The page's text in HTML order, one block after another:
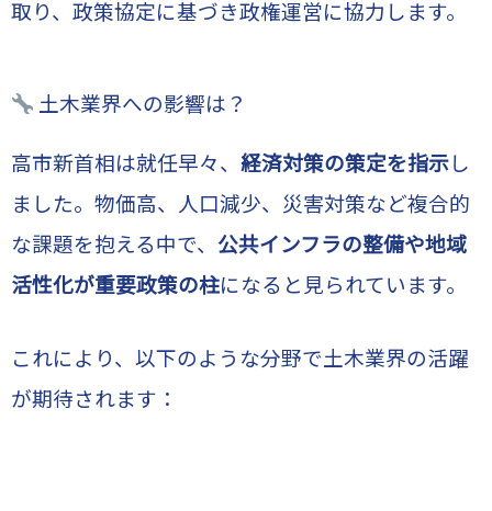
取り、政策協定に基づき政権運営に協力します。
土木業界への影響は？
高市新首相は就任早々、 経済対策の策定を指示し
ました。物価高、人口減少、災害対策など複合的
な課題を抱える中で、 公共インフラの整備や地域
活性化が重要政策の柱になると見られています。
これにより、以下のような分野で土木業界の活躍
が期待されます：